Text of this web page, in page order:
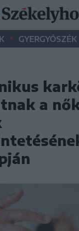
• GYERGYÓSZÉK
a